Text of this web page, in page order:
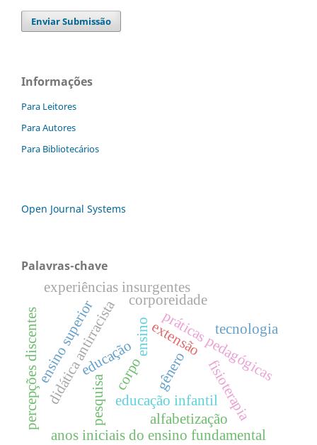
Enviar Submissão
Informações
Para Leitores
Para Autores
Para Bibliotecários
Open Journal Systems
Palavras-chave
educação
corpo
ensino
pesquisa
extensão
práticas pedagógicas
didática antirracista
experiências insurgentes
educação infantil
anos iniciais do ensino fundamental
percepções discentesensino superior
fisioterapia
alfabetização
gênero
corporeidade
tecnologia